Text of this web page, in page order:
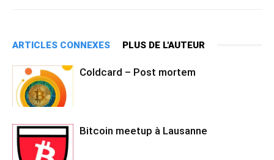
ARTICLES CONNEXES PLUS DE L'AUTEUR
Coldcard – Post mortem
Bitcoin meetup à Lausanne